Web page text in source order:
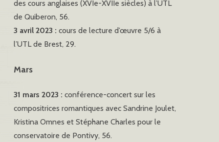
des cours anglaises (XVIe-XVIIe siècles) à l’UTL
de Quiberon, 56.
3 avril 2023 : cours de lecture d’œuvre 5/6 à
l’UTL de Brest, 29.
Mars
31 mars 2023 : conférence-concert sur les
compositrices romantiques avec Sandrine Joulet,
Kristina Omnes et Stéphane Charles pour le
conservatoire de Pontivy, 56.